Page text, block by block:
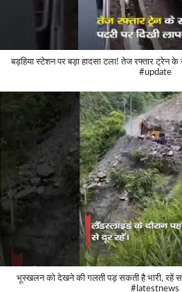
बड़हिया स्टेशन पर बड़ा हादसा टला! तेज रफ्तार ट्रेन
#update
भूस्खलन को देखने की गलती पड़ सकती है भारी, रहें
#latestnews